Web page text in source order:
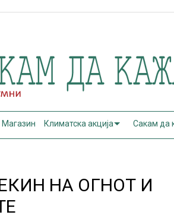
Климатска акција Сакам да
НА ОГНОТ И